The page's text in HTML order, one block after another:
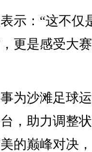
：“这不仅
更是感受大
沙滩足球
，助力调整
的巅峰对决